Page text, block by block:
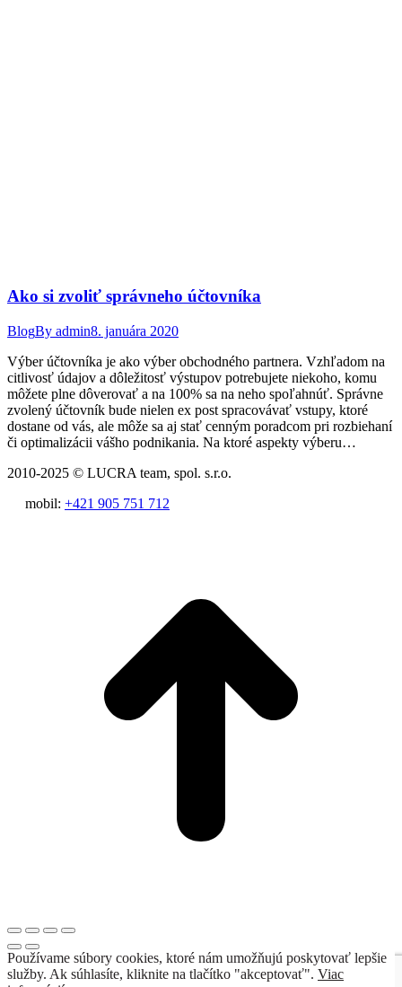
Ako si zvoliť správneho účtovníka
BlogBy admin8. januára 2020
Výber účtovníka je ako výber obchodného partnera. Vzhľadom na
citlivosť údajov a dôležitosť výstupov potrebujete niekoho, komu
môžete plne dôverovať a na 100% sa na neho spoľahnúť. Správne
zvolený účtovník bude nielen ex post spracovávať vstupy, ktoré
dostane od vás, ale môže sa aj stať cenným poradcom pri rozbiehaní
či optimalizácii vášho podnikania. Na ktoré aspekty výberu…
2010-2025 © LUCRA team, spol. s.r.o.
mobil: +421 905 751 712
Používame súbory cookies, ktoré nám umožňujú poskytovať lepšie
služby. Ak súhlasíte, kliknite na tlačítko "akceptovať". Viac